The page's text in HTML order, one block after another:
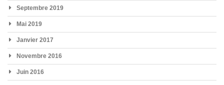
Septembre 2019
Mai 2019
Janvier 2017
Novembre 2016
Juin 2016